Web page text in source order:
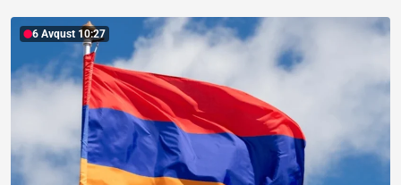
6 Avqust 10:27